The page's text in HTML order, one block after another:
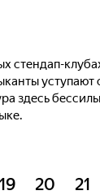
здесь
19 20 21